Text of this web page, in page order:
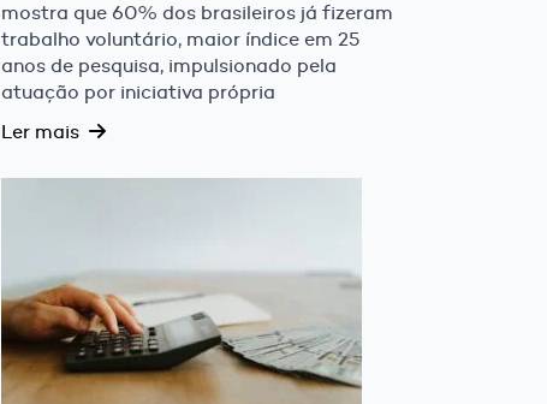
mostra que 60% dos brasileiros já fizeram
trabalho voluntário, maior índice em 25
anos de pesquisa, impulsionado pela
atuação por iniciativa própria
Ler mais